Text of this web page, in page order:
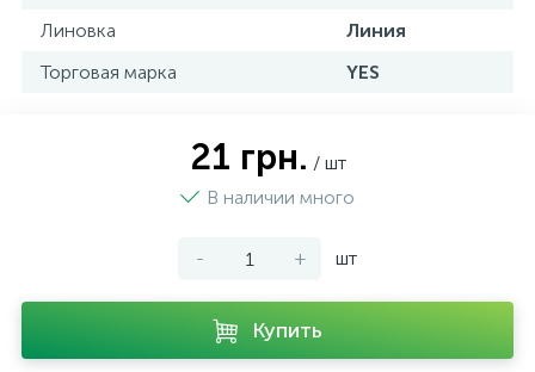
Линовка
Линия
Торговая марка
YES
21 грн. / шт
В наличии много
- + шт
Купить